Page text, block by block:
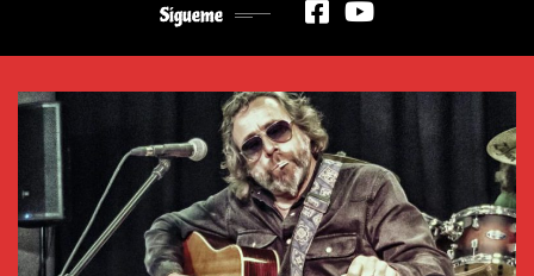
Sígueme